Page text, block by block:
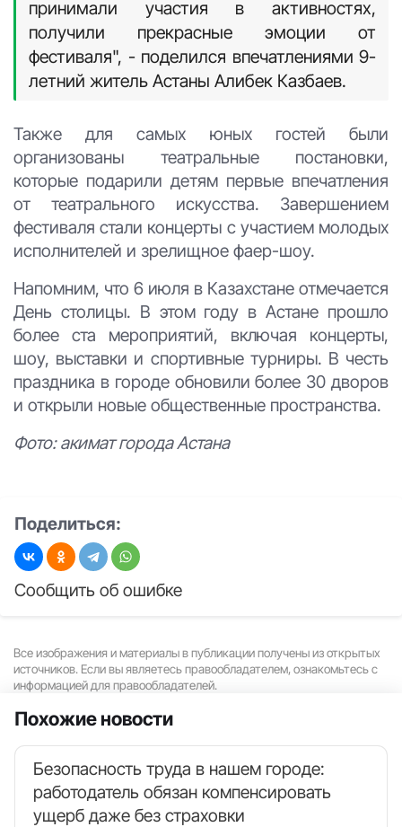
принимали участия в активностях,
получили прекрасные эмоции от
фестиваля", - поделился впечатлениями 9-
летний житель Астаны Алибек Казбаев.
Также для самых юных гостей были
организованы театральные постановки,
которые подарили детям первые впечатления
от театрального искусства. Завершением
фестиваля стали концерты с участием молодых
исполнителей и зрелищное фаер-шоу.
Напомним, что 6 июля в Казахстане отмечается
День столицы. В этом году в Астане прошло
более ста мероприятий, включая концерты,
шоу, выставки и спортивные турниры. В честь
праздника в городе обновили более 30 дворов
и открыли новые общественные пространства.
Фото: акимат города Астана
Поделиться:
Сообщить об ошибке
Все изображения и материалы в публикации получены из открытых
источников. Если вы являетесь правообладателем, ознакомьтесь с
информацией для правообладателей.
Похожие новости
Безопасность труда в нашем городе:
работодатель обязан компенсировать
ущерб даже без страховки